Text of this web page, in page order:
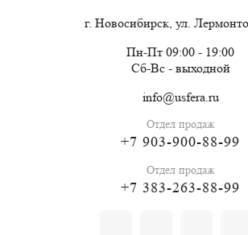
г. Новосибирск, ул.
Пн-Пт 09:00 - 19:00
Сб-Вс - выходной
info@usfera.ru
Отдел продаж
+7 903-900-88-99
Отдел продаж
+7 383-263-88-99